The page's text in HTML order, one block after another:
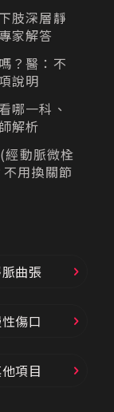
肢深層靜
家解答
？醫：不
說明
哪一科、
解析
動脈微栓
用換關節
曲張
傷口
項目